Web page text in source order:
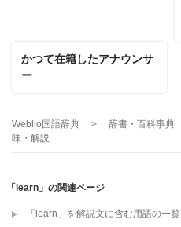
かつて在籍したアナウンサ
ー
Weblio国語辞典 > 辞書・百科事典
味・解説
「learn」の関連ページ
「learn」を解説文に含む用語の一覧